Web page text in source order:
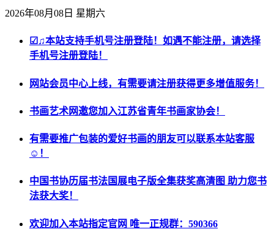
2026年08月08日 星期六
☑♫本站支持手机号注册登陆！如遇不能注册，请选择
手机号注册登陆！
网站会员中心上线，有需要请注册获得更多增值服务！
书画艺术网邀您加入江苏省青年书画家协会！
有需要推广包装的爱好书画的朋友可以联系本站客服
☺！
中国书协历届书法国展电子版全集获奖高清图 助力您书
法获大奖！
欢迎加入本站指定官网 唯一正规群：590366